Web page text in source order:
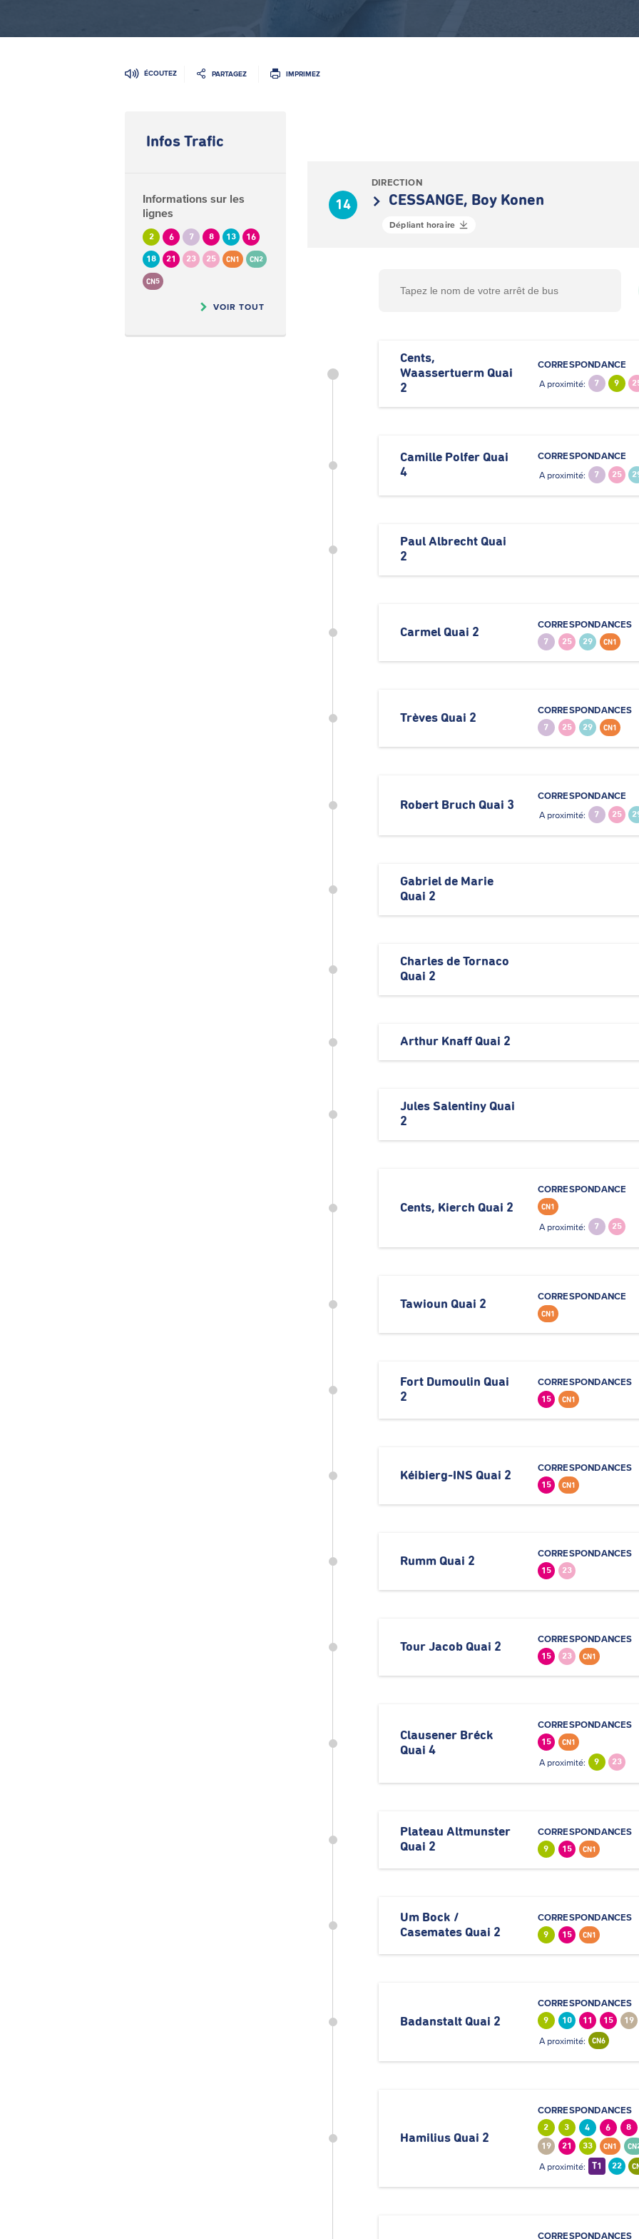
ÉCOUTEZ PARTAGEZ IMPRIMEZ
Infos Trafic
Informations sur les
lignes
2 6 7 8 13 16
18 21 23 25 CN1 CN2
CN5
VOIR TOUT
14
DIRECTION
CESSANGE, Boy Konen
Dépliant horaire
Cents,
Waassertuerm Quai
2
CORRESPONDANCE
A proximité:
7 9
Camille Polfer Quai
4
CORRESPONDANCE
A proximité:
7 25
Paul Albrecht Quai
2
Carmel Quai 2
CORRESPONDANCES
7 25 29 CN1
Trèves Quai 2
CORRESPONDANCES
7 25 29 CN1
Robert Bruch Quai 3
CORRESPONDANCE
A proximité:
7 25
Gabriel de Marie
Quai 2
Charles de Tornaco
Quai 2
Arthur Knaff Quai 2
Jules Salentiny Quai
2
Cents, Kierch Quai 2
CORRESPONDANCE
CN1
A proximité: 7 25
Tawioun Quai 2
CORRESPONDANCE
CN1
Fort Dumoulin Quai
2
CORRESPONDANCES
15 CN1
Kéibierg-INS Quai 2
CORRESPONDANCES
15 CN1
Rumm Quai 2
CORRESPONDANCES
15 23
Tour Jacob Quai 2
CORRESPONDANCES
15 23 CN1
Clausener Bréck
Quai 4
CORRESPONDANCES
15 CN1
A proximité: 9 23
Plateau Altmunster
Quai 2
CORRESPONDANCES
9 15 CN1
Um Bock /
Casemates Quai 2
CORRESPONDANCES
9 15 CN1
Badanstalt Quai 2
CORRESPONDANCES
9 10 11 15 19
A proximité: CN6
Hamilius Quai 2
CORRESPONDANCES
2 3 4 6 8
19
21 33 CN1
A proximité: T1 22
CORRESPONDANCES